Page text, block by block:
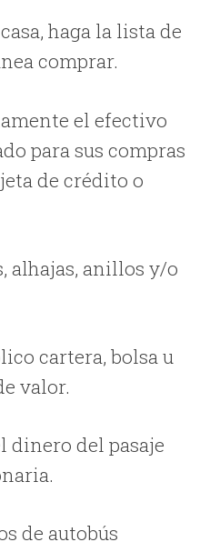
haga la lista de
comprar.
el efectivo
para sus compras
de crédito o
alhajas, anillos y/o
cartera, bolsa u
valor.
dinero del pasaje
de autobús